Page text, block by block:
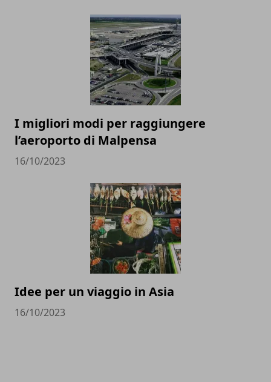
I migliori modi per raggiungere
l’aeroporto di Malpensa
16/10/2023
Idee per un viaggio in Asia
16/10/2023